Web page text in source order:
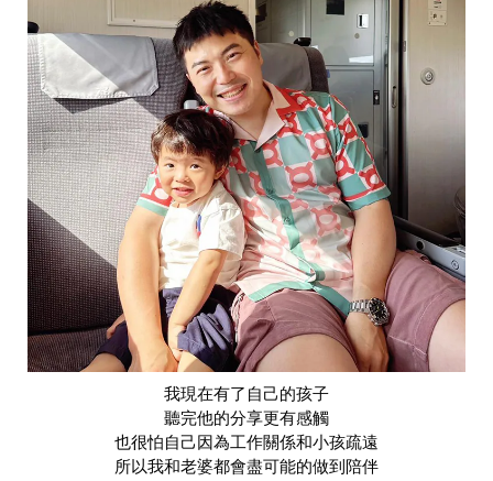
我現在有了自己的孩子
聽完他的分享更有感觸
也很怕自己因為工作關係和小孩疏遠
所以我和老婆都會盡可能的做到陪伴